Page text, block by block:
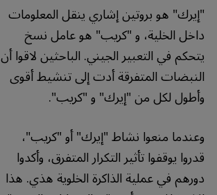
"إيرك" هو بروتين إشاري ينقل المعلومات
داخل الخلية، و "كريب" هو عامل نسخ
يتحكم في التعبير الجيني. الباحثين لاقوا أن
النبضات المتفرقة أدت إلى تنشيط أقوى
وأطول لكل من "إيرك" و "كريب".
وعندما منعوا نشاط "إيرك" أو "كريب"،
قدروا يوقفوا تأثير التكرار المتفرق، وأكدوا
دورهم في عملية الذاكرة الخلوية هذي. هذا